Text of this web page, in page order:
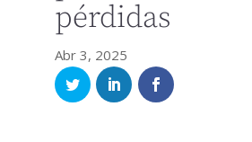
pérdidas
Abr 3, 2025